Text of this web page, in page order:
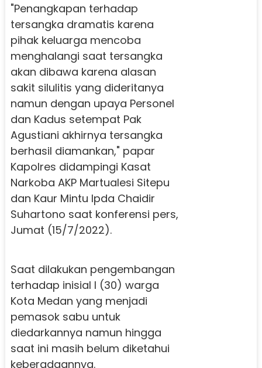
"Penangkapan terhadap
tersangka dramatis karena
pihak keluarga mencoba
menghalangi saat tersangka
akan dibawa karena alasan
sakit silulitis yang dideritanya
namun dengan upaya Personel
dan Kadus setempat Pak
Agustiani akhirnya tersangka
berhasil diamankan," papar
Kapolres didampingi Kasat
Narkoba AKP Martualesi Sitepu
dan Kaur Mintu Ipda Chaidir
Suhartono saat konferensi pers,
Jumat (15/7/2022).
Saat dilakukan pengembangan
terhadap inisial I (30) warga
Kota Medan yang menjadi
pemasok sabu untuk
diedarkannya namun hingga
saat ini masih belum diketahui
keberadaannya.